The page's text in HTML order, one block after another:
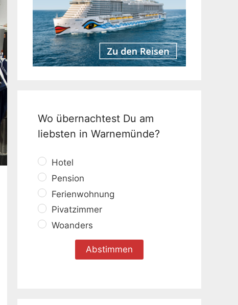
Wo übernachtest Du am
liebsten in Warnemünde?
Hotel
Pension
Ferienwohnung
Pivatzimmer
Woanders